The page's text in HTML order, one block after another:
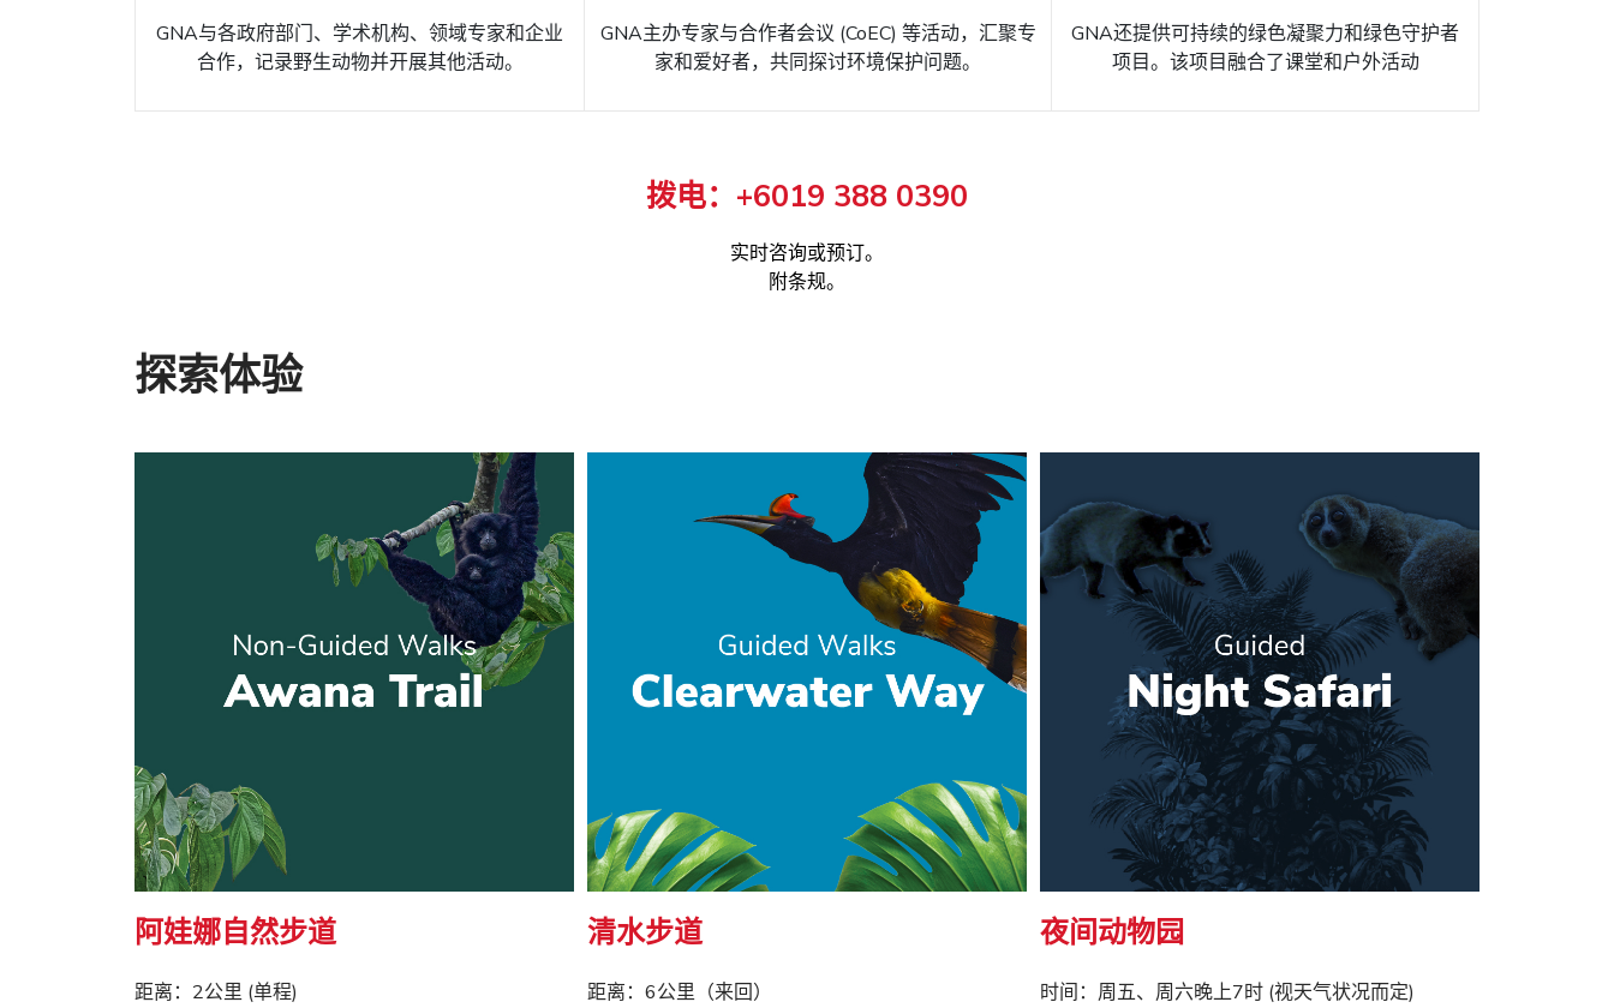
GNA与各政府部门、学术机构、领域专家和企业
合作，记录野生动物并开展其他活动。
GNA主办专家与合作者会议 (CoEC) 等活动，汇聚专
家和爱好者，共同探讨环境保护问题。
GNA还提供可持续的绿色凝聚力和绿色守护者
项目。该项目融合了课堂和户外活动
拨电：+6019 388 0390
实时咨询或预订。
附条规。
探索体验
阿娃娜自然步道
距离：2公里 (单程)
清水步道
距离：6公里（来回）
夜间动物园
时间：周五、周六晚上7时 (视天气状况而定)